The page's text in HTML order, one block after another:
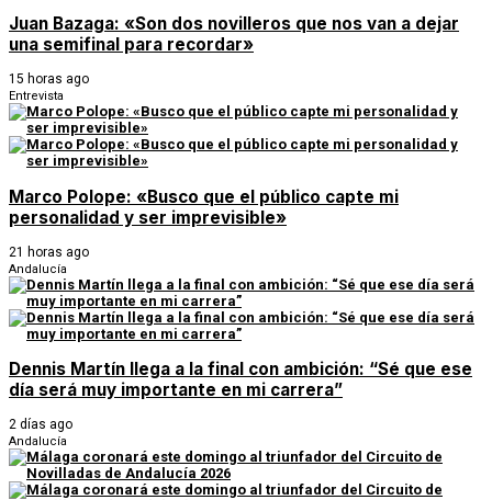
Juan Bazaga: «Son dos novilleros que nos van a dejar
una semifinal para recordar»
15 horas ago
Entrevista
Marco Polope: «Busco que el público capte mi
personalidad y ser imprevisible»
21 horas ago
Andalucía
Dennis Martín llega a la final con ambición: “Sé que ese
día será muy importante en mi carrera”
2 días ago
Andalucía